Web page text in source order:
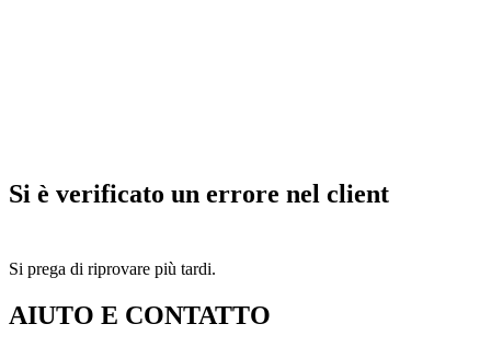
Si è verificato un errore nel client
Si prega di riprovare più tardi.
AIUTO E CONTATTO